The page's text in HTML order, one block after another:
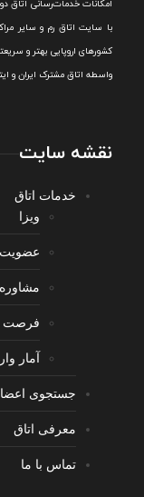
امکانات خدمات‌رسانی اتاق
با سايت اتاق رم و ساير
کشورهای اروپایی بهتر و
واسطه اتاق مشترک ایران و
نقشه سایت
خدمات اتاق
ویزا
عضویت
فرصت
آمار
جستجوی اعضا
معرفی اتاق
تماس با ما